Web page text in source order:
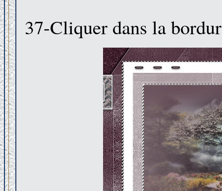
37-Cliquer dans la